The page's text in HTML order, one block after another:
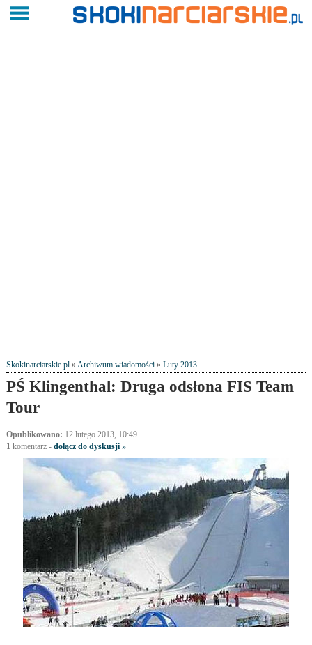
Skokinarciarskie.pl»Archiwum wiadomości» Luty 2013
PŚ Klingenthal: Druga odsłona FIS Team
Tour
Opublikowano: 12 lutego 2013, 10:49
1komentarz- dołącz do dyskusji »